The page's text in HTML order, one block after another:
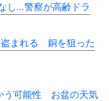
し…警察が高齢ドラ
盗まれる 銅を狙った
う可能性 お盆の天気